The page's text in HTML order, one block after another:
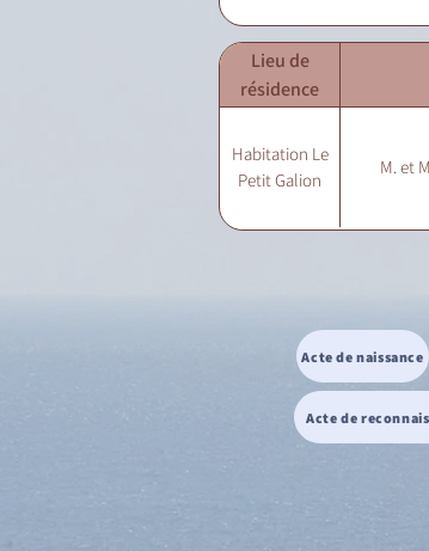
Lieu de
résidence
Habitation Le
Petit Galion
M. et
Acte de naissance
Acte de